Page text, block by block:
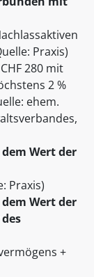
Praxis)
280 mit
2 %
ehem.
Wert der
Praxis)
Wert der
+